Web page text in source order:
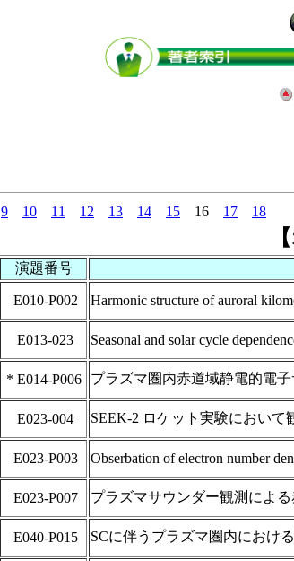
9 10 11 12 13 14 15 16 17 18
演題番号
E010-P002 Harmonic structure of auroral
E013-023 Seasonal and solar cycle
* E014-P006 プラズマ圏内赤道域静電的電
E023-004 SEEK-2 ロケット実験におい
E023-P003 Obserbation of electron number
E023-P007 プラズマサウンダー観測によ
E040-P015 SCに伴うプラズマ圏内におけ